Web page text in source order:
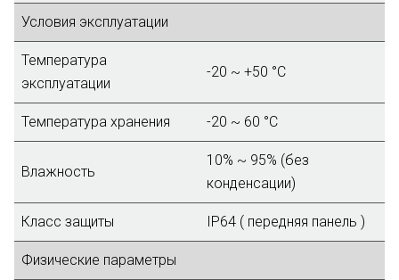
Условия эксплуатации
Температура
эксплуатации
-20 ~ +50 °C
Температура хранения -20 ~ 60 °C
Влажность
10% ~ 95% (без
конденсации)
Класс защиты IP64 ( передняя панель )
Физические параметры